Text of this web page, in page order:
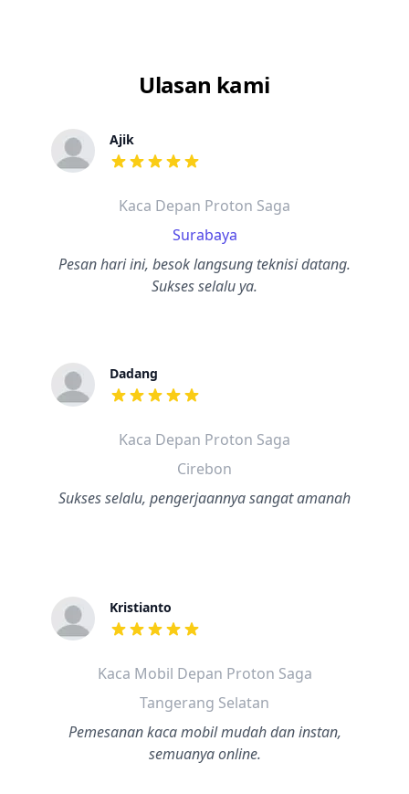
Ulasan kami
Ajik
dari ulasan adalah bintang lima
Kaca Depan Proton Saga
Surabaya
Pesan hari ini, besok langsung teknisi datang.
Sukses selalu ya.
Dadang
dari ulasan adalah bintang lima
Kaca Depan Proton Saga
Cirebon
Sukses selalu, pengerjaannya sangat amanah
Kristianto
dari ulasan adalah bintang lima
Kaca Mobil Depan Proton Saga
Tangerang Selatan
Pemesanan kaca mobil mudah dan instan,
semuanya online.